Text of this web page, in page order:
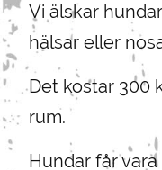
Vi älskar
hälsar eller
Det kostar 300
rum.
Hundar får